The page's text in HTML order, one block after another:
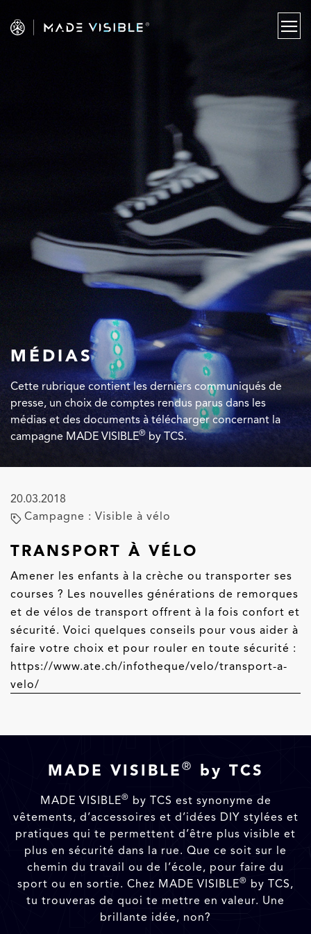
MÉDIAS
Cette rubrique contient les derniers communiqués de
presse, un choix de comptes rendus parus dans les
médias et des documents à télécharger concernant la
campagne MADE VISIBLE®by TCS.
20.03.2018
Campagne : Visible à vélo
TRANSPORT À VÉLO
Amener les enfants à la crèche ou transporter ses
courses ? Les nouvelles générations de remorques
et de vélos de transport offrent à la fois confort et
sécurité. Voici quelques conseils pour vous aider à
faire votre choix et pour rouler en toute sécurité :
https://www.ate.ch/infotheque/velo/transport-a-
velo/
MADE VISIBLE ® by TCS
MADE VISIBLE® by TCS est synonyme de
vêtements, d’accessoires et d’idées DIY stylées et
pratiques qui te permettent d’être plus visible et
plus en sécurité dans la rue. Que ce soit sur le
chemin du travail ou de l’école, pour faire du
sport ou en sortie. Chez MADE VISIBLE® by TCS,
tu trouveras de quoi te mettre en valeur. Une
brillante idée, non?